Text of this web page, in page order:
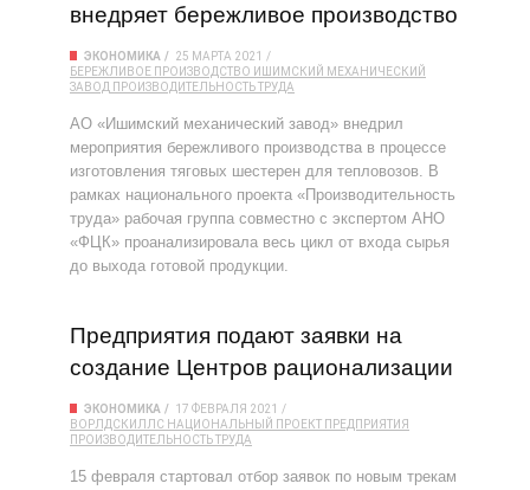
внедряет бережливое производство
ЭКОНОМИКА
25 МАРТА 2021
БЕРЕЖЛИВОЕ ПРОИЗВОДСТВО ИШИМСКИЙ МЕХАНИЧЕСКИЙ
ЗАВОД ПРОИЗВОДИТЕЛЬНОСТЬ ТРУДА
АО «Ишимский механический завод» внедрил
мероприятия бережливого производства в процессе
изготовления тяговых шестерен для тепловозов. В
рамках национального проекта «Производительность
труда» рабочая группа совместно с экспертом АНО
«ФЦК» проанализировала весь цикл от входа сырья
до выхода готовой продукции.
Предприятия подают заявки на
создание Центров рационализации
ЭКОНОМИКА
17 ФЕВРАЛЯ 2021
ВОРЛДСКИЛЛС НАЦИОНАЛЬНЫЙ ПРОЕКТ ПРЕДПРИЯТИЯ
ПРОИЗВОДИТЕЛЬНОСТЬ ТРУДА
15 февраля стартовал отбор заявок по новым трекам